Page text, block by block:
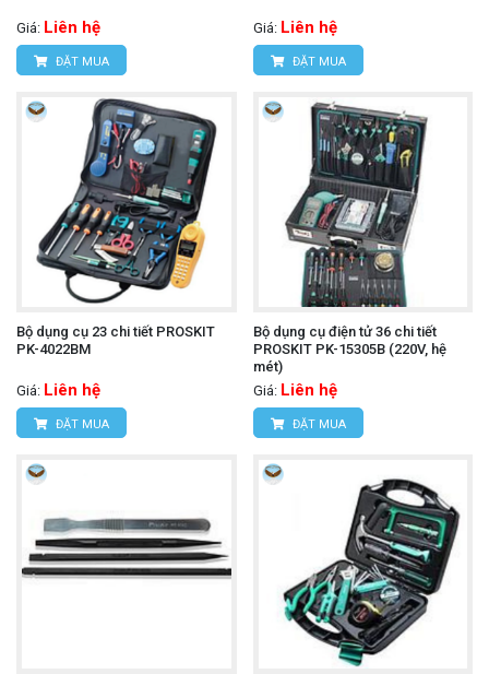
Giá: Liên hệ
ĐẶT MUA
Giá: Liên hệ
ĐẶT MUA
Bộ dụng cụ 23 chi tiết PROSKIT
PK-4022BM
Giá: Liên hệ
ĐẶT MUA
Bộ dụng cụ điện tử 36 chi tiết
PROSKIT PK-15305B (220V, hệ
mét)
Giá: Liên hệ
ĐẶT MUA